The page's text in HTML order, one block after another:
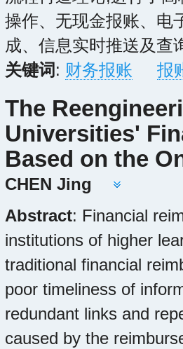
操作、无现金报账、电
成、信息实时推送及查
关键词 : 财务报账 报
The
Universities'
Based on the
CHEN Jing
Abstract: Financial
institutions of higher
traditional financial
poor timeliness of
redundant links and
caused by the